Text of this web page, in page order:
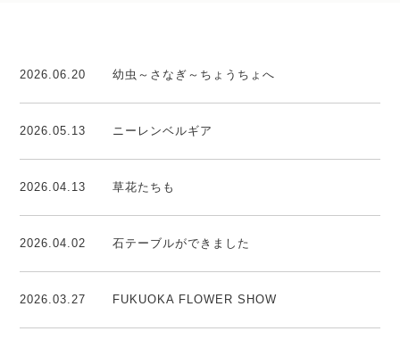
2026.06.20 幼虫～さなぎ～ちょうちょへ
2026.05.13 ニーレンベルギア
2026.04.13 草花たちも
2026.04.02 石テーブルができました
2026.03.27 FUKUOKA FLOWER SHOW